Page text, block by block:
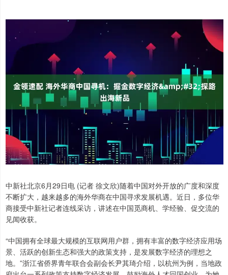
中新社北京6月29日电 (记者 徐文欣)随着中国对外开放的广度和深度
不断扩大，越来越多的海外华商在中国寻求发展机遇。近日，多位华
商接受中新社记者连线采访，讲述在中国觅商机、学经验、促交流的
见闻收获。
“中国拥有全球最大规模的互联网用户群，拥有丰富的数字经济应用场
景、活跃的创新生态和强大的政策支持，是发展数字经济的理想之
地。”浙江省侨界青年联合会副会长尹其琦介绍，以杭州为例，当地政